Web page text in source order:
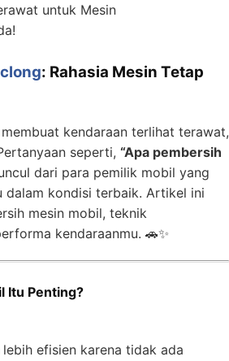
untuk Mesin
: Rahasia Mesin Tetap
kendaraan terlihat terawat,
seperti, “Apa pembersih
dari para pemilik mobil yang
dalam kondisi terbaik. Artikel ini
mesin mobil, teknik
kendaraanmu. 🚗✨
Itu Penting?
efisien karena tidak ada